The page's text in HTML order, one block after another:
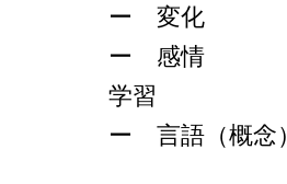
ー 変化 ：
ー 感情 ： 思
学習
ー 言語（概念